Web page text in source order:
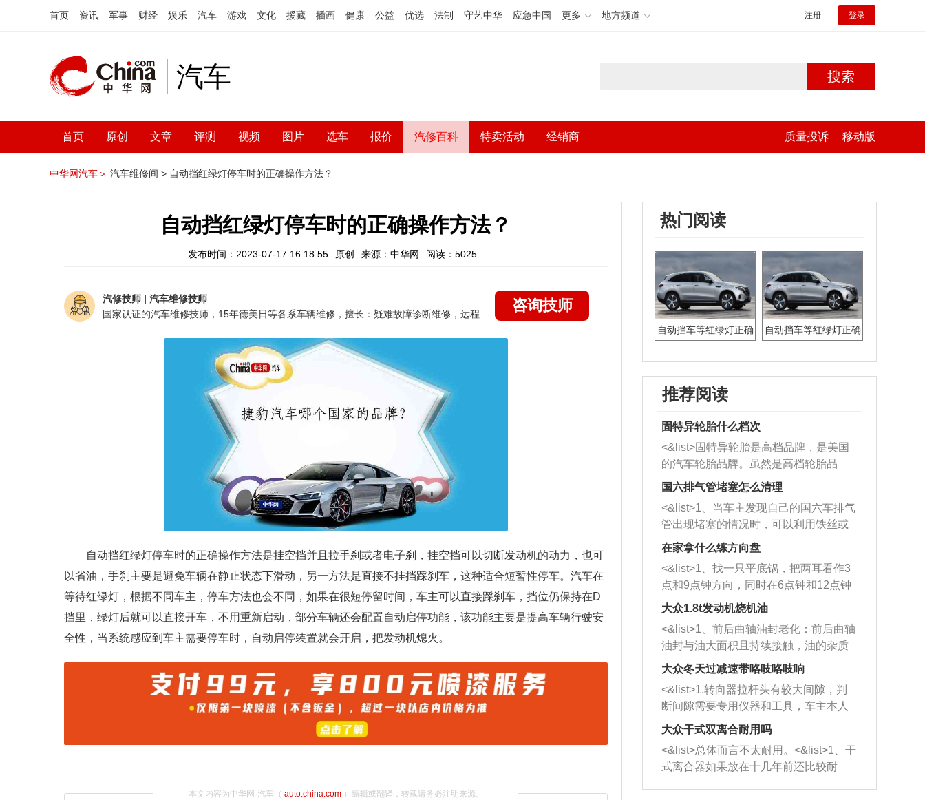
首页 资讯 军事 财经 娱乐 汽车 游戏 文化 援藏 插画 健康 公益 优选 法制 守艺中华 应急中国 更多 地方频道 注册 登录
汽车 搜索
首页 原创 文章 评测 视频 图片 选车 报价 汽修百科 特卖活动 经销商 质量投诉 移动版
中华网汽车＞ 汽车维修间 > 自动挡红绿灯停车时的正确操作方法？
自动挡红绿灯停车时的正确操作方法？
发布时间：2023-07-17 16:18:55 原创 来源：中华网 阅读：5025
汽修技师 | 汽车维修技师
咨询技师
自动挡红绿灯停车时的正确操作方法是挂空挡并且拉手刹或者电子刹，挂空挡可以切断发动机的动力，也可
以省油，手刹主要是避免车辆在静止状态下滑动，另一方法是直接不挂挡踩刹车，这种适合短暂性停车。汽车在
等待红绿灯，根据不同车主，停车方法也会不同，如果在很短停留时间，车主可以直接踩刹车，挡位仍保持在D
挡里，绿灯后就可以直接开车，不用重新启动，部分车辆还会配置自动启停功能，该功能主要是提高车辆行驶安
全性，当系统感应到车主需要停车时，自动启停装置就会开启，把发动机熄火。
本文内容为中华网·汽车（ auto.china.com）编辑或翻译，转载请务必注明来源。
热门阅读
自动挡车等红绿灯正确
自动挡车等红绿灯正确
推荐阅读
固特异轮胎什么档次
<&list>固特异轮胎是高档品牌，是美国
的汽车轮胎品牌。虽然是高档轮胎品
牌，但是中高低端的轮胎都有生产，这
也是为了更好的开拓市场。
国六排气管堵塞怎么清理
<&list>1、当车主发现自己的国六车排气
管出现堵塞的情况时，可以利用铁丝或
者是细棍，直接将杂物给取出来，如果
堵塞情况比较严重，也可以采取应急措
施。 <&list>2、直接利用木棍将所有的
杂物推到排气管里面的位置处，然后将
三元催化器拆解开，就可以将堵塞的东
西取出来。但如果是因为积碳过多引起
的堵塞，就需要将三元催化器泡在草酸
洗剂对堵塞的情况得到解决，将清洗剂
放在燃油箱中，与燃油混合后，车辆启
动时，就可以和汽油一起进入到燃烧
室，最后形成废气排出，就可以让三元
催化器得到清洗，排气管堵塞的情况就
能够得到解决。
在家拿什么练方向盘
<&list>1、找一只平底锅，把两耳看作3
点和9点钟方向，同时在6点钟和12点钟
方向做一个标记。 <&list>2、双手握住
一圈半的练习，往右同样也要打相同的
圈数。 <&list>3、最后强调要反复练
习，这样就可以形成肌肉记忆，在真实
驾驶车辆时，不需要记忆也能打好方
向。
大众1.8t发动机烧机油
<&list>1、前后曲轴油封老化：前后曲轴
油封与油大面积且持续接触，油的杂质
和发动机内持续温度变化使其密封效果
逐渐减弱，导致渗油或漏油。<&list>2、
活塞间隙过大：积碳会使活塞环与缸体
的间隙扩大，导致机油流入燃烧室中，
造成烧机油。<&list>3、机油粘度。使用
机油粘度过小的话，同样会有烧机油现
象，机油粘度过小具有很好的流动性，
大众冬天过减速带咯吱咯吱响
<&list>1.转向器拉杆头有较大间隙，判
断间隙需要专用仪器和工具，车主本人
无法制作，需要将车辆送到修理厂或4s
店；<&list>2.车辆半轴套管防尘罩破
裂，破裂后会出现漏油现象，使半轴磨
损严重，磨损的半轴容易损坏，产生异
响；<&list>3.稳定器的转向胶套和球头
大众干式双离合耐用吗
<&list>总体而言不太耐用。<&list>1、干
式离合器如果放在十几年前还比较耐